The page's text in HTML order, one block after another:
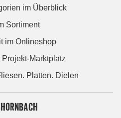
im Überblick
Sortiment
im Onlineshop
Marktplatz
Platten. Dielen